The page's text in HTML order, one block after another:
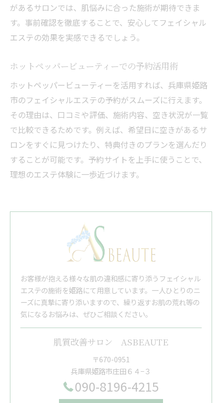
があるサロンでは、肌悩みに合った施術が期待できま
す。事前確認を徹底することで、安心してフェイシャル
エステの効果を実感できるでしょう。
ホットペッパービューティーでの予約活用術
ホットペッパービューティーを活用すれば、兵庫県姫路
市のフェイシャルエステの予約がスムーズに行えます。
その理由は、口コミや評価、施術内容、空き状況が一覧
で比較できるためです。例えば、希望日に空きがあるサ
ロンをすぐに見つけたり、特典付きのプランを選んだり
することが可能です。予約サイトを上手に使うことで、
理想のエステ体験に一歩近づけます。
お客様が抱える様々な肌の違和感に寄り添うフェイシャル
エステの施術を姫路にて用意しています。一人ひとりのニ
ーズに真摯に寄り添いますので、繰り返すお肌の荒れ等の
気になるお悩みは、ぜひご相談ください。
肌質改善サロン ASBEAUTE
〒670-0951
兵庫県姫路市庄田６４−３
090-8196-4215